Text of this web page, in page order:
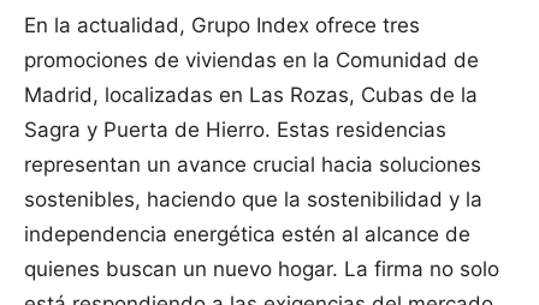
En la actualidad, Grupo Index ofrece tres
promociones de viviendas en la Comunidad de
Madrid, localizadas en Las Rozas, Cubas de la
Sagra y Puerta de Hierro. Estas residencias
representan un avance crucial hacia soluciones
sostenibles, haciendo que la sostenibilidad y la
independencia energética estén al alcance de
quienes buscan un nuevo hogar. La firma no solo